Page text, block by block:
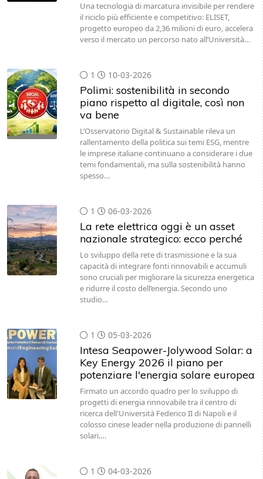
Una tecnologia di marcatura invisibile per rendere
il riciclo più efficiente e competitivo: ELISET,
progetto europeo da 2,36 milioni di euro, accelera
verso il mercato un percorso nato all’Università…
1 10-03-2026
Polimi: sostenibilità in secondo
piano rispetto al digitale, così non
va bene
L’Osservatorio Digital & Sustainable rileva un
rallentamento della politica sui temi ESG, mentre
le imprese italiane continuano a considerare i due
temi fondamentali, ma sulla sostenibilità hanno
spesso…
1 06-03-2026
La rete elettrica oggi è un asset
nazionale strategico: ecco perché
Lo sviluppo della rete di trasmissione e la sua
capacità di integrare fonti rinnovabili e accumuli
sono cruciali per migliorare la sicurezza energetica
e ridurre il costo dell’energia. Secondo uno
studio…
1 05-03-2026
Intesa Seapower-Jolywood Solar: a
Key Energy 2026 il piano per
potenziare l'energia solare europea
Firmato un accordo quadro per lo sviluppo di
progetti di energia rinnovabile tra il centro di
ricerca dell'Università Federico II di Napoli e il
colosso cinese leader nella produzione di pannelli
solari.…
1 04-03-2026